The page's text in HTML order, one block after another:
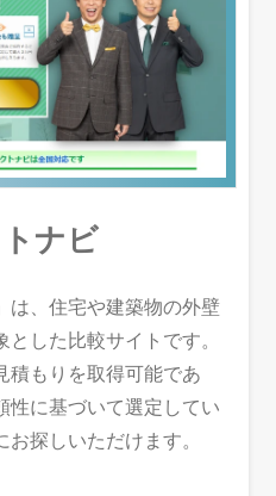
ナビ
は、住宅や建築物の外壁
した比較サイトです。
積もりを取得可能であ
性に基づいて選定してい
探しいただけます。